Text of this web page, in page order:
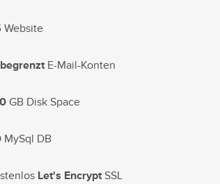
Website
E-Mail-Konten
GB Disk Space
MySql DB
Let's Encrypt SSL